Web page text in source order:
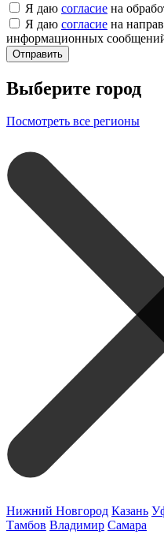
Я даю согласие на
Я даю согласие на
информационных
Отправить
Выберите город
Посмотреть все регионы
Нижний Новгород Казань
Тамбов Владимир Самара